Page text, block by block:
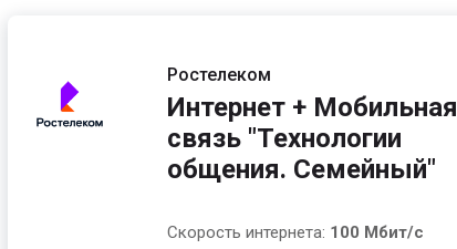
Ростелеком
Интернет + Мобильная
связь "Технологии
общения. Семейный"
Скорость интернета: 100 Мбит/с